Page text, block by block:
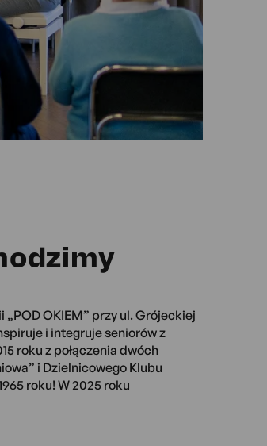
„POD OKIEM” przy ul. Grójeckiej
i integruje seniorów z
roku z połączenia dwóch
i Dzielnicowego Klubu
roku! W 2025 roku